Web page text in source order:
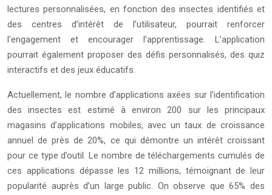
lectures personnalisées, en fonction des insectes identifiés et
des centres d’intérêt de l’utilisateur, pourrait renforcer
l’engagement et encourager l’apprentissage. L’application
pourrait également proposer des défis personnalisés, des quiz
interactifs et des jeux éducatifs.
Actuellement, le nombre d’applications axées sur l’identification
des insectes est estimé à environ 200 sur les principaux
magasins d’applications mobiles, avec un taux de croissance
annuel de près de 20%, ce qui démontre un intérêt croissant
pour ce type d’outil. Le nombre de téléchargements cumulés de
ces applications dépasse les 12 millions, témoignant de leur
popularité auprès d’un large public. On observe que 65% des